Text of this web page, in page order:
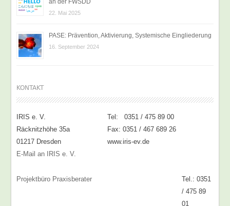
an der FWSDD
22. Mai 2025
PASE: Prävention, Aktivierung, Systemische Eingliederung
16. September 2024
KONTAKT
IRIS e. V.
Tel: 0351 / 475 89 00
Räcknitzhöhe 35a
Fax: 0351 / 467 689 26
01217 Dresden
www.iris-ev.de
E-Mail an IRIS e. V.
Projektbüro Praxisberater
Tel.: 0351
/ 475 89
01